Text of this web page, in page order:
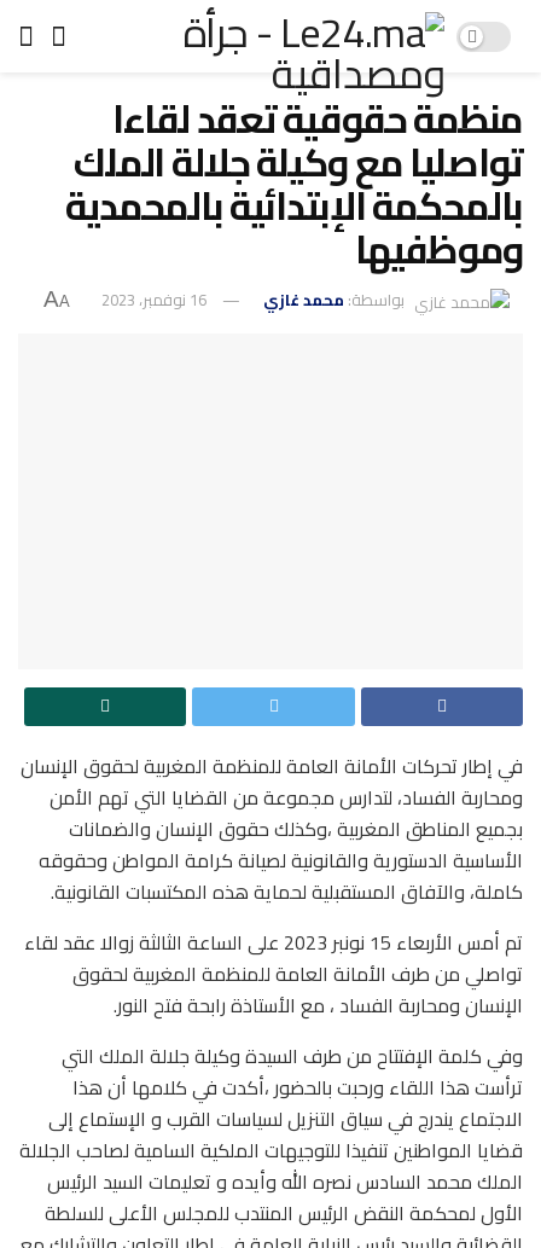
منظمة حقوقية تعقد لقاءا
تواصليا مع وكيلة جلالة الملك
بالمحكمة الإبتدائية بالمحمدية
وموظفيها
بواسطة: محمد غازي 16 نوفمبر، 2023 A
A
في إطار تحركات الأمانة العامة للمنظمة المغربية لحقوق الإنسان
ومحاربة الفساد، لتدارس مجموعة من القضايا التي تهم الأمن
بجميع المناطق المغربية ،وكذلك حقوق الإنسان والضمانات
الأساسية الدستورية والقانونية لصيانة كرامة المواطن وحقوقه
كاملة، والآفاق المستقبلية لحماية هذه المكتسبات القانونية.
تم أمس الأربعاء 15 نونبر 2023 على الساعة الثالثة زوالا عقد لقاء
تواصلي من طرف الأمانة العامة للمنظمة المغربية لحقوق
الإنسان ومحاربة الفساد ، مع الأستاذة رابحة فتح النور.
وفي كلمة الإفتتاح من طرف السيدة وكيلة جلالة الملك التي
ترأست هذا اللقاء ورحبت بالحضور ،أكدت في كلامها أن هذا
الاجتماع يندرج في سياق التنزيل لسياسات القرب و الإستماع إلى
قضايا المواطنين تنفيذا للتوجيهات الملكية السامية لصاحب الجلالة
الملك محمد السادس نصره الله وأيده و تعليمات السيد الرئيس
الأول لمحكمة النقض الرئيس المنتدب للمجلس الأعلى للسلطة